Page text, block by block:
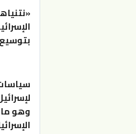
وهو ما